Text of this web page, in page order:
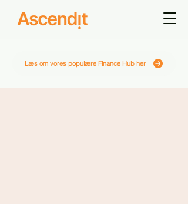
Læs om vores populære Finance Hub her